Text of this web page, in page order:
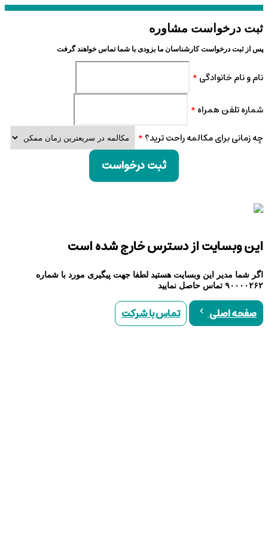
ثبت درخواست مشاوره
پس از ثبت درخواست کارشناسان ما بزودی با شما تماس خواهند گرفت
نام و نام خانوادگی *
شماره تلفن همراه *
چه زمانی برای مکالمه راحت ترید؟ *
ثبت درخواست
این وبسایت از دسترس خارج شده است
اگر شما مدیر این وبسایت هستید لطفا جهت پیگیری مورد با شماره
۹۰۰۰۰۲۶۲ تماس حاصل نمایید
صفحه اصلی تماس با شرکت